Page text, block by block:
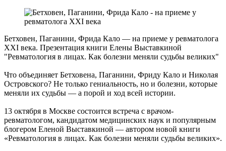
Бетховен, Паганини, Фрида Кало — на приеме у ревматолога
XXI века. Презентация книги Елены Выставкиной
"Ревматология в лицах. Как болезни меняли судьбы великих"
Что объединяет Бетховена, Паганини, Фриду Кало и Николая
Островского? Не только гениальность, но и болезни, которые
меняли их судьбы — а порой и ход всей истории.
13 октября в Москве состоится встреча с врачом-
ревматологом, кандидатом медицинских наук и популярным
блогером Еленой Выставкиной — автором новой книги
«Ревматология в лицах. Как болезни меняли судьбы великих».